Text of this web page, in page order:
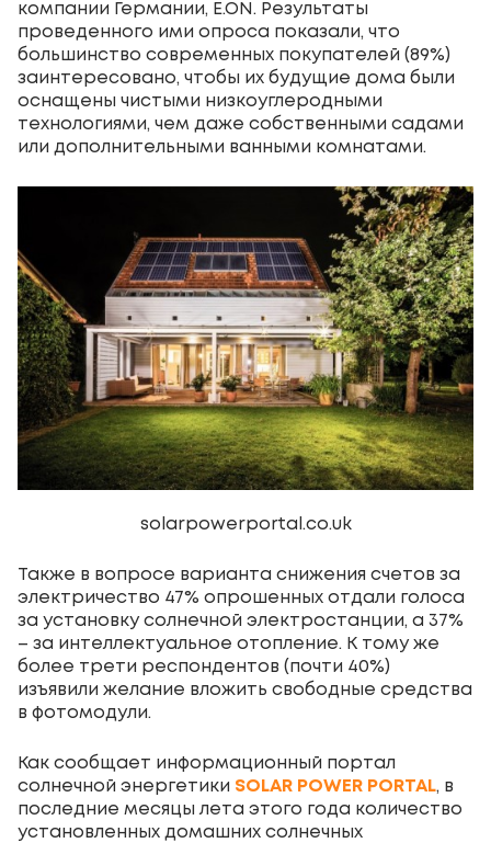
компании Германии, E.ON. Результаты
проведенного ими опроса показали, что
большинство современных покупателей (89%)
заинтересовано, чтобы их будущие дома были
оснащены чистыми низкоуглеродными
технологиями, чем даже собственными садами
или дополнительными ванными комнатами.
solarpowerportal.co.uk
Также в вопросе варианта снижения счетов за
электричество 47% опрошенных отдали голоса
за установку солнечной электростанции, а 37%
– за интеллектуальное отопление. К тому же
более трети респондентов (почти 40%)
изъявили желание вложить свободные средства
в фотомодули.
Как сообщает информационный портал
солнечной энергетики SOLAR POWER PORTAL, в
последние месяцы лета этого года количество
установленных домашних солнечных